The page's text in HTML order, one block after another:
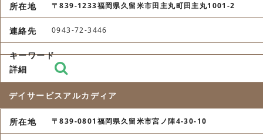
〒839-1233福岡県久留米市田主丸町田主丸1001-2
0943-72-3446
デイサービスアルカディア
〒839-0801福岡県久留米市宮ノ陣4-30-10